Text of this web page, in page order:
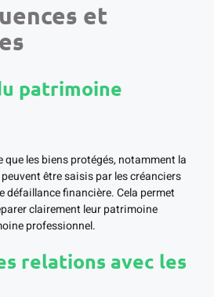
et
patrimoine
les biens protégés, notamment la
être saisis par les créanciers
défaillance financière. Cela permet
clairement leur patrimoine
professionnel.
relations avec les